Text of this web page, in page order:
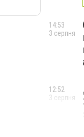
14:53
3 серпня
12:52
3 серпня